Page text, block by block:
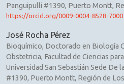
Panguipulli #1390, Puerto Montt,
https://orcid.org/0009-0004-8528-7000
José Rocha Pérez
Bioquímico, Doctorado en Biología
Obstetricia, Facultad de Ciencias
Universidad San Sebastián Sede De
#1390, Puerto Montt, Región de